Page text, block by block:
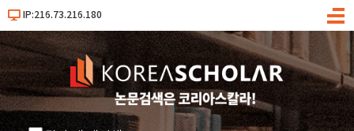
IP:216.73.216.180
메